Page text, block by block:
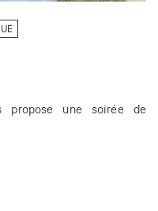
propose une soirée de